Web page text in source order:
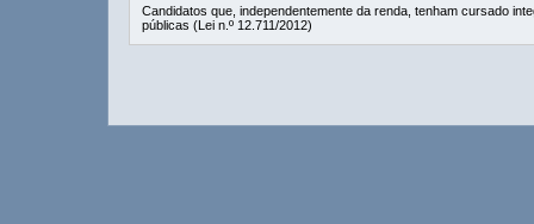
Candidatos que, independentemente da renda, tenham cursado
públicas (Lei n.º 12.711/2012)